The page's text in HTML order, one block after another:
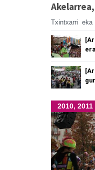
Txintxarri eka
2010, 2011